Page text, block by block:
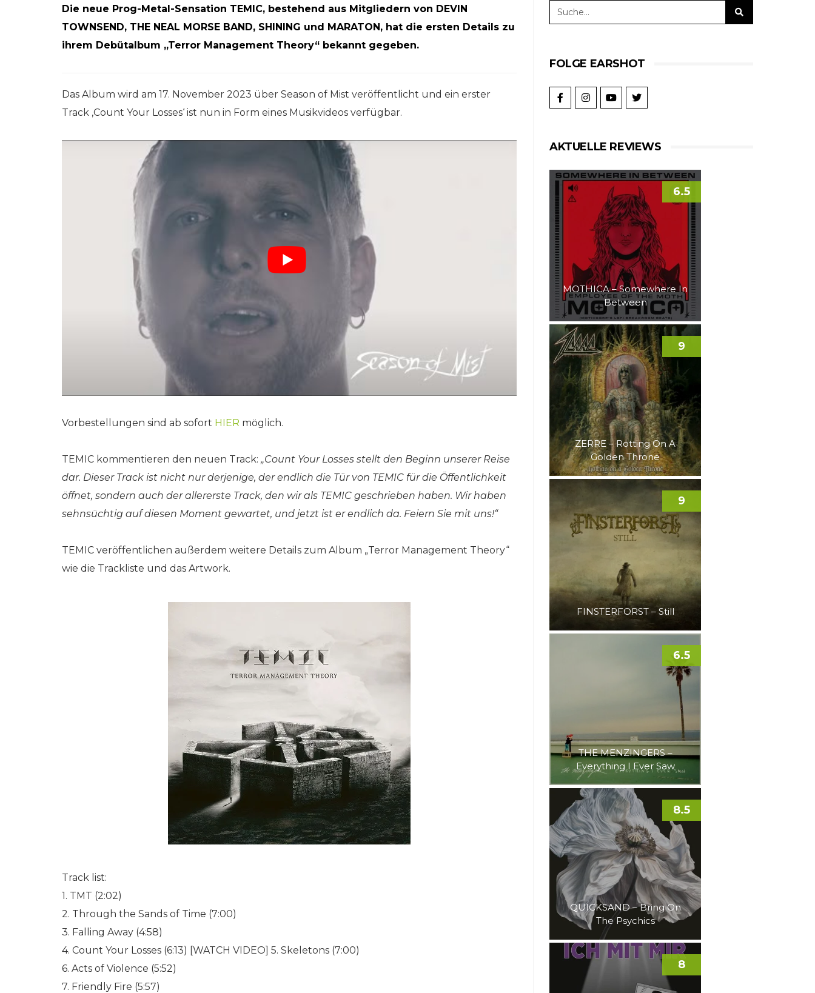
Die neue Prog-Metal-Sensation TEMIC, bestehend aus Mitgliedern von DEVIN
TOWNSEND, THE NEAL MORSE BAND, SHINING und MARATON, hat die ersten Details zu
ihrem Debütalbum „Terror Management Theory“ bekannt gegeben.
Das Album wird am 17. November 2023 über Season of Mist veröffentlicht und ein erster
Track ‚Count Your Losses‘ ist nun in Form eines Musikvideos verfügbar.
Vorbestellungen sind ab sofort HIER möglich.
TEMIC kommentieren den neuen Track: „Count Your Losses stellt den Beginn unserer Reise
dar. Dieser Track ist nicht nur derjenige, der endlich die Tür von TEMIC für die Öffentlichkeit
öffnet, sondern auch der allererste Track, den wir als TEMIC geschrieben haben. Wir haben
sehnsüchtig auf diesen Moment gewartet, und jetzt ist er endlich da. Feiern Sie mit uns!“
TEMIC veröffentlichen außerdem weitere Details zum Album „Terror Management Theory“
wie die Trackliste und das Artwork.
Track list:
1. TMT (2:02)
2. Through the Sands of Time (7:00)
3. Falling Away (4:58)
4. Count Your Losses (6:13) [WATCH VIDEO] 5. Skeletons (7:00)
6. Acts of Violence (5:52)
7. Friendly Fire (5:57)
FOLGE EARSHOT
AKTUELLE REVIEWS
MOTHICA – Somewhere In
Between
6.5
ZERRE – Rotting On A
Golden Throne
9
FINSTERFORST – Still
9
THE MENZINGERS –
Everything I Ever Saw
6.5
QUICKSAND – Bring On
The Psychics
8.5
8